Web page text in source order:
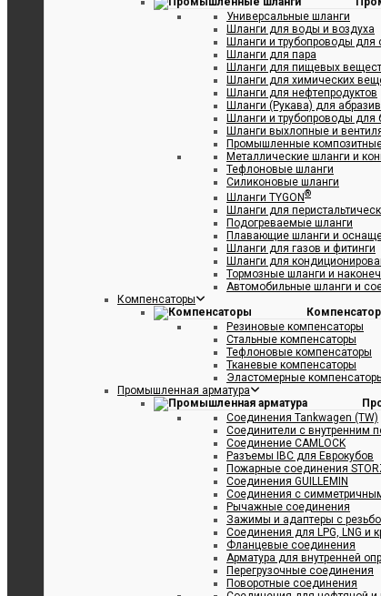
Универсальные шланги
Шланги для воды и воздуха
Шланги и трубопроводы
Шланги для пара
Шланги для пищевых
Шланги для химических
Шланги для нефтепродуктов
Шланги (Рукава) для
Шланги и трубопроводы для
Шланги выхлопные и
Промышленные композитные
Металлические шланги и
Тефлоновые шланги
Силиконовые шланги
Шланги TYGON®
Шланги для
Подогреваемые шланги
Плавающие шланги и
Шланги для газов и фитинги
Шланги для
Тормозные шланги и
Автомобильные шланги и
Компенсаторы
Резиновые компенсаторы
Стальные компенсаторы
Тефлоновые компенсаторы
Тканевые компенсаторы
Эластомерные
Промышленная арматура
Соединения Tankwagen (TW)
Соединители с внутренним
Соединение CAMLOCK
Разъемы IBC для Еврокубов
Пожарные соединения
Соединения GUILLEMIN
Соединения с
Рычажные соединения
Зажимы и адаптеры с
Соединения для LPG, LNG и
Фланцевые соединения
Арматура для внутренней
Перегрузочные соединения
Поворотные соединения